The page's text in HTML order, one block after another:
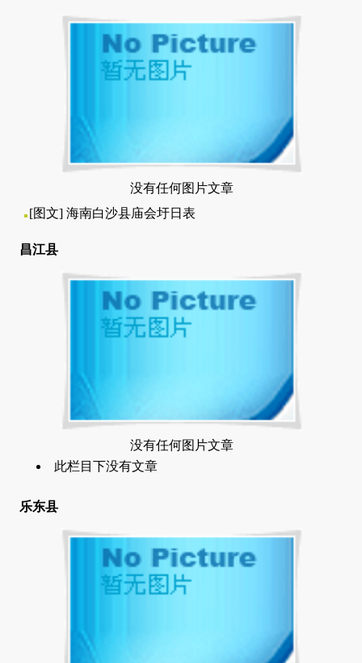
没有任何图片文章
[图文] 海南白沙县庙会圩日表
昌江县
没有任何图片文章
此栏目下没有文章
乐东县